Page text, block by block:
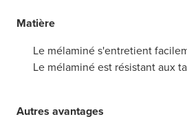
Matière
Le mélaminé s'entretient
Le mélaminé est résistant aux
Autres avantages